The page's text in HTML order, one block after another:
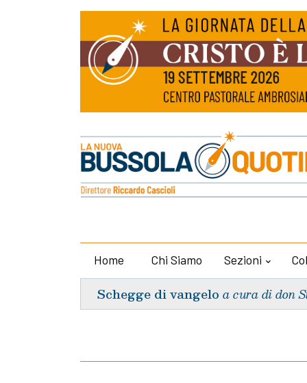
Home Chi Siamo Sezioni
Schegge di vangelo a cura di don